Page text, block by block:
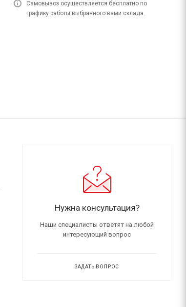
Самовывоз осуществляется бесплатно по
графику работы выбранного вами склада.
Нужна консультация?
Наши специалисты ответят на любой
интересующий вопрос
ЗАДАТЬ ВОПРОС